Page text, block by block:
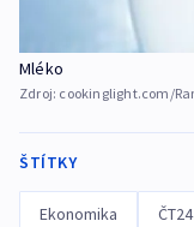
Mléko
Zdroj: cookinglight.com/
ŠTÍTKY
Ekonomika ČT24